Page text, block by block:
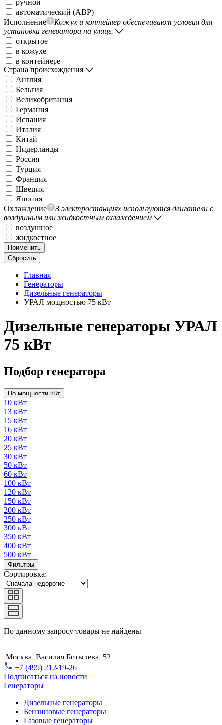
ручной
автоматический (АВР)
Исполнение
Кожух и контейнер обеспечивают условия для
установки генератора на улице.
открытое
в кожухе
в контейнере
Страна происхождения
Англия
Бельгия
Великобритания
Германия
Испания
Италия
Китай
Нидерланды
Россия
Турция
Франция
Швеция
Япония
Охлаждение
В электростанциях используются двигатели с
воздушным или жидкостным охлаждением
воздушное
жидкостное
Применить
Сбросить
Главная
Генераторы
Дизельные генераторы
УРАЛ мощностью 75 кВт
Дизельные генераторы УРАЛ
75 кВт
Подбор генератора
По мощности кВт
10 кВт
13 кВт
15 кВт
16 кВт
20 кВт
25 кВт
30 кВт
50 кВт
60 кВт
100 кВт
120 кВт
150 кВт
200 кВт
250 кВт
300 кВт
350 кВт
400 кВт
500 кВт
Фильтры
Сортировка:
По данному запросу товары не найдены
Москва, Василия Ботылева, 52
+7 (495) 212-19-26
Подписаться на новости
Генераторы
Дизельные генераторы
Бензиновые генераторы
Газовые генераторы